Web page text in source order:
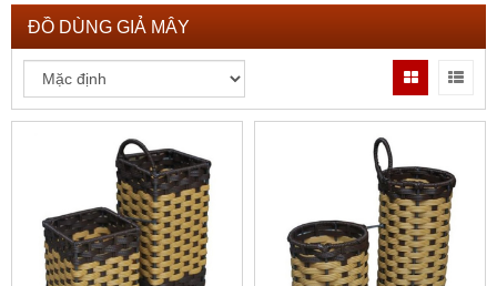
ĐỒ DÙNG GIẢ MÂY